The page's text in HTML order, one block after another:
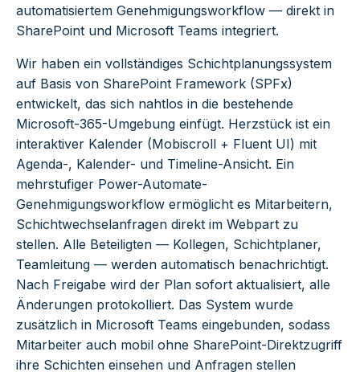
automatisiertem Genehmigungsworkflow — direkt in
SharePoint und Microsoft Teams integriert.
Wir haben ein vollständiges Schichtplanungssystem
auf Basis von SharePoint Framework (SPFx)
entwickelt, das sich nahtlos in die bestehende
Microsoft-365-Umgebung einfügt. Herzstück ist ein
interaktiver Kalender (Mobiscroll + Fluent UI) mit
Agenda-, Kalender- und Timeline-Ansicht. Ein
mehrstufiger Power-Automate-
Genehmigungsworkflow ermöglicht es Mitarbeitern,
Schichtwechselanfragen direkt im Webpart zu
stellen. Alle Beteiligten — Kollegen, Schichtplaner,
Teamleitung — werden automatisch benachrichtigt.
Nach Freigabe wird der Plan sofort aktualisiert, alle
Änderungen protokolliert. Das System wurde
zusätzlich in Microsoft Teams eingebunden, sodass
Mitarbeiter auch mobil ohne SharePoint-Direktzugriff
ihre Schichten einsehen und Anfragen stellen